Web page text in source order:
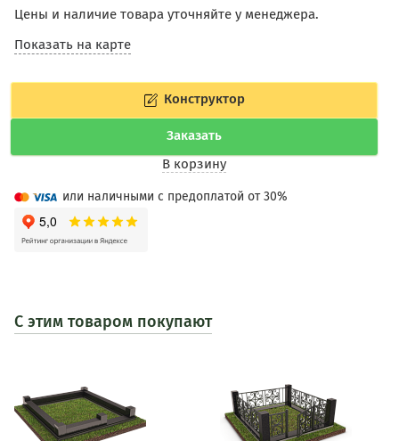
Цены и наличие товара уточняйте у менеджера.
Показать на карте
Конструктор
Заказать
В корзину
или наличными с предоплатой от 30%
С этим товаром покупают